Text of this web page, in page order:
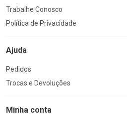
Trabalhe Conosco
Política de Privacidade
Ajuda
Pedidos
Trocas e Devoluções
Minha conta